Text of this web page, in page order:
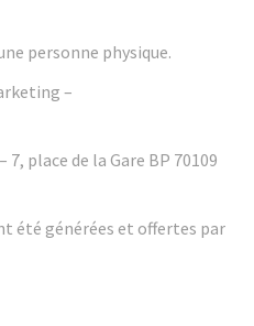
personne physique.
–
place de la Gare BP 70109
été générées et offertes par